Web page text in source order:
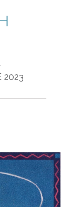
2023